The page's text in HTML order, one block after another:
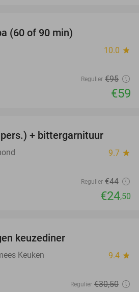
(60 of 90 min)
10.0 star
Regulier €95
€59
+ bittergarnituur
9.7 star
Regulier €44
€24,50
keuzediner
Keuken 9.4 star
Regulier €30,50